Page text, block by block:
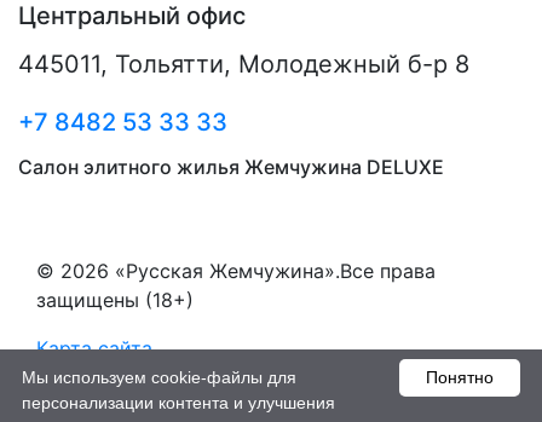
Центральный офис
445011, Тольятти, Молодежный б-р 8
+7 8482 53 33 33
Салон элитного жилья Жемчужина DELUXE
© 2026 «Русская Жемчужина».Все права
защищены (18+)
Карта сайта
Пользовательское соглашение
Понятно
Мы используем cookie-файлы для
персонализации контента и улучшения